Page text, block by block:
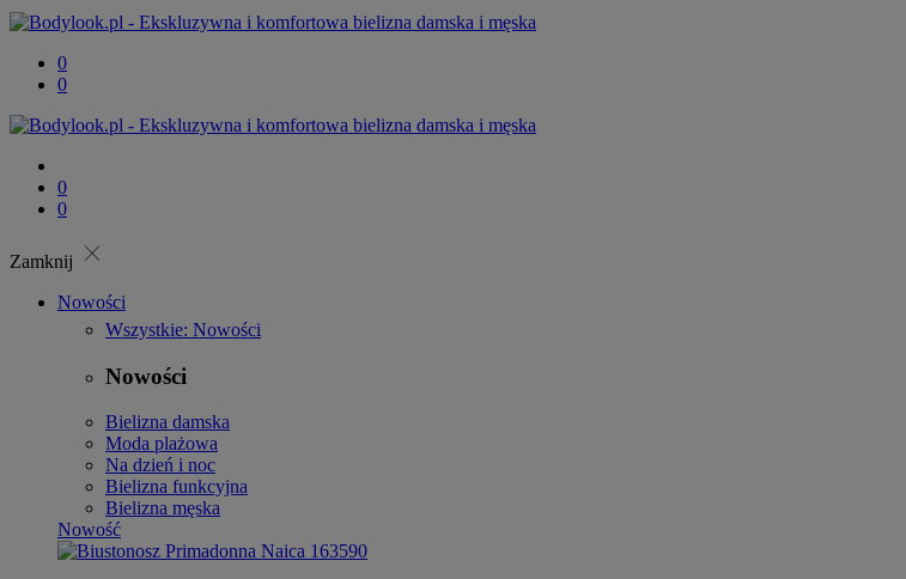
0
0
0
0
Zamknij close
Nowości
Wszystkie: Nowości
Nowości
Bielizna damska
Moda plażowa
Na dzień i noc
Bielizna funkcyjna
Bielizna męska
Nowość